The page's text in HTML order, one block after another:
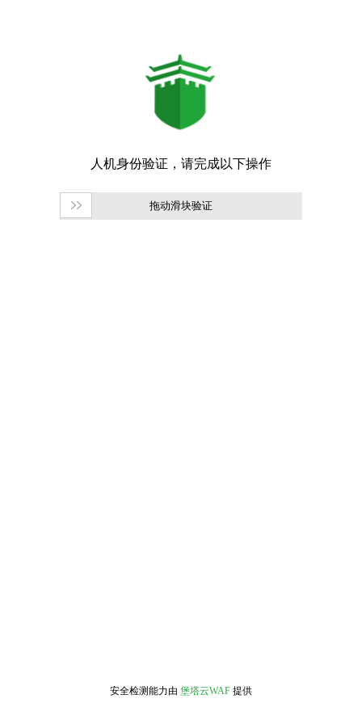
拖动滑块验证
安全检测能力由 堡塔云WAF 提供